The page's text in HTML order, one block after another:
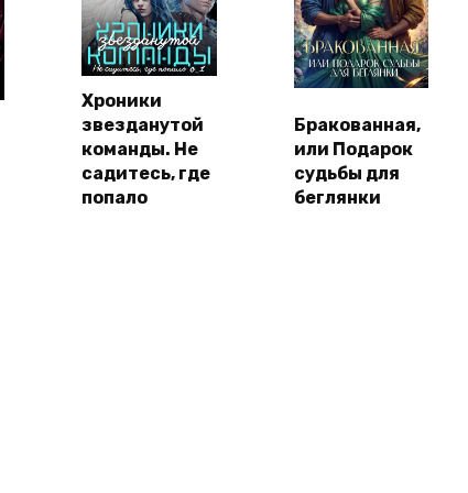
Хроники
звезданутой
команды. Не
садитесь, где
попало
Бракованная,
или Подарок
судьбы для
беглянки